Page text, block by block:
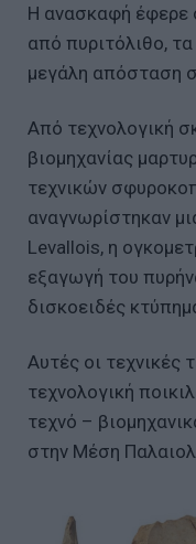
Η ανασκαφή έφερε
από πυριτόλιθο,
μεγάλη απόσταση
Από τεχνολογική
βιομηχανίας
τεχνικών
αναγνωρίστηκαν
Levallois, η
εξαγωγή του
δισκοειδές
Αυτές οι τεχνικές
τεχνολογική
τεχνό –
στην Μέση